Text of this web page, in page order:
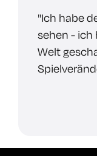
"Ich habe
sehen - ich
Welt